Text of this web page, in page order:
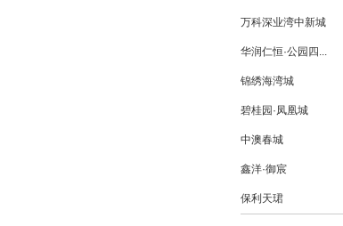
万科深业湾中新城
华润仁恒·公园四...
锦绣海湾城
碧桂园·凤凰城
中澳春城
鑫洋·御宸
保利天珺